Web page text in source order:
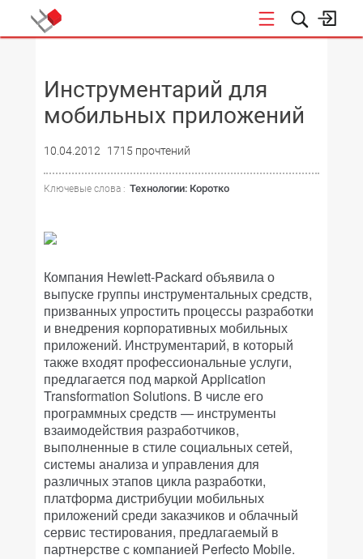
Инструментарий для
мобильных приложений
10.04.2012 1715 прочтений
Ключевые слова : Технологии: Коротко
Компания Hewlett-Packard объявила о
выпуске группы инструментальных средств,
призванных упростить процессы разработки
и внедрения корпоративных мобильных
приложений. Инструментарий, в который
также входят профессиональные услуги,
предлагается под маркой Application
Transformation Solutions. В числе его
программных средств — инструменты
взаимодействия разработчиков,
выполненные в стиле социальных сетей,
системы анализа и управления для
различных этапов цикла разработки,
платформа дистрибуции мобильных
приложений среди заказчиков и облачный
сервис тестирования, предлагаемый в
партнерстве с компанией Perfecto Mobile.